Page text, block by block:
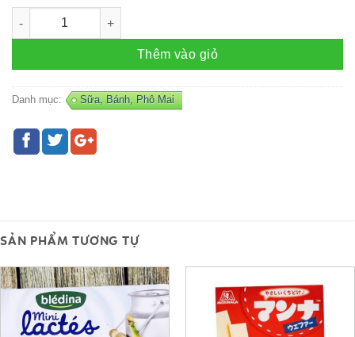
Kẹo dẻo hữu cơ BLACK FOREST (gói) số lượng
Thêm vào giỏ
Danh mục: Sữa, Bánh, Phô Mai
SẢN PHẨM TƯƠNG TỰ